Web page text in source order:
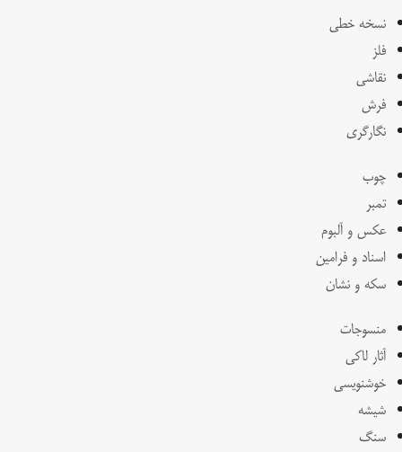
نسخه خطی
فلز
نقاشی
فرش
نگارگری
چوب
تمبر
عکس و آلبوم
اسناد و فرامین
سکه و نشان
منسوجات
آثار لاکی
خوشنویسی
شیشه
سنگ